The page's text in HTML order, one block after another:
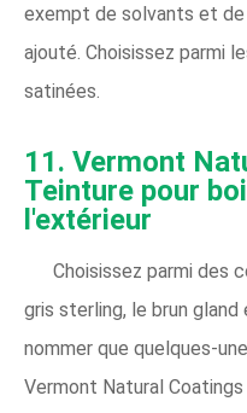
exempt de solvants et de
ajouté. Choisissez parmi
satinées.
11. Vermont
Teinture pour
l'extérieur
Choisissez parmi des
gris sterling, le brun
nommer que quelques-
Vermont Natural